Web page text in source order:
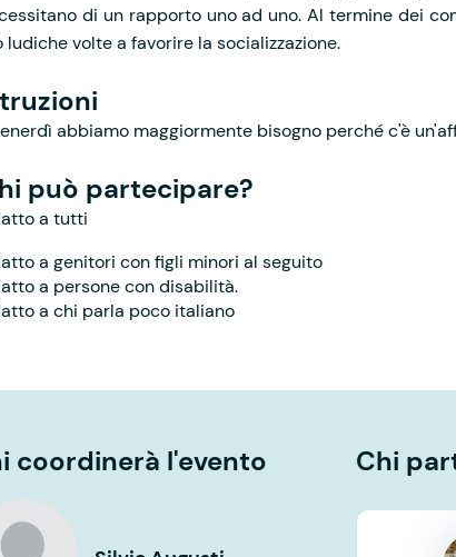
di un rapporto uno ad uno. Al termine dei
ludiche volte a favorire la socializzazione.
abbiamo maggiormente bisogno perché c'è
può partecipare?
a tutti
a genitori con figli minori al seguito
a persone con disabilità.
a chi parla poco italiano
coordinerà l'evento Chi